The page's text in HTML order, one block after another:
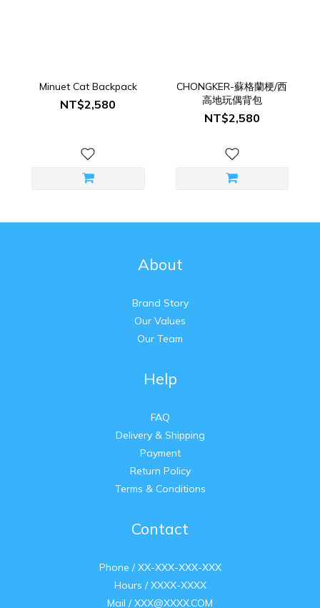
Minuet Cat Backpack
NT$2,580
CHONGKER-蘇格蘭梗/西
高地玩偶背包
NT$2,580
About
Brand Story
Our Values
Our Team
Help
FAQ
Delivery & Shipping
Payment
Return Policy
Terms & Conditions
Contact
Phone / XX-XXX-XXX-XXX
Hours / XXXX-XXXX
Mail / XXX@XXXX.COM